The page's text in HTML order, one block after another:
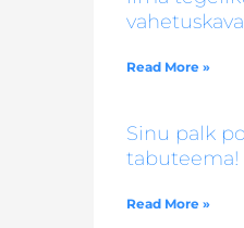
Read More »
Sinu palk
tabuteema!
Read More »